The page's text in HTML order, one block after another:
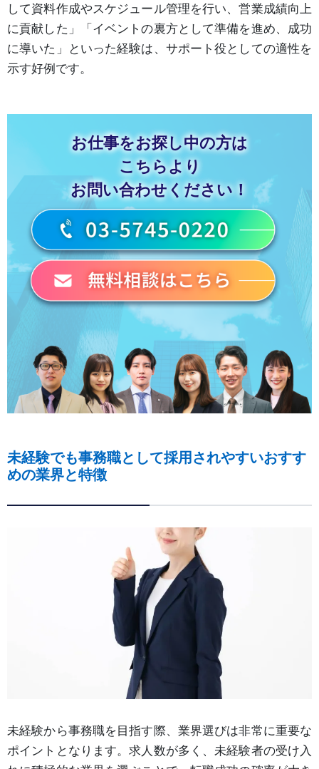
して資料作成やスケジュール管理を行い、営業成績向上
に貢献した」「イベントの裏方として準備を進め、成功
に導いた」といった経験は、サポート役としての適性を
示す好例です。
お仕事をお探し中の方は
こちらより
お問い合わせください！
未経験でも事務職として採用されやすいおすす
めの業界と特徴
未経験から事務職を目指す際、業界選びは非常に重要な
ポイントとなります。求人数が多く、未経験者の受け入